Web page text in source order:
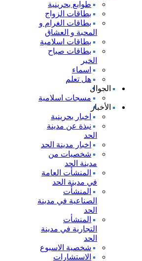
طوابع بحرينية
بطاقات الزواج
بطاقات الغرام و
المحبة و العشاق
بطاقات اسلامية
بطاقات صباح
الخير
اسماء
هل تعلم
الجوال
مسجات اسلامية
الأخبار
اخبار بحرينية
نبذة عن مدينة
الحد
اخبار مدينة الحد
شخصيات من
مدينة الحد
المنشأت العامة
في مدينة الحد
المنشأت
الصناعية في مدينة
الحد
المنشأت
التجارية في مدينة
الحد
شخصية الاسبوع
الاستشارات